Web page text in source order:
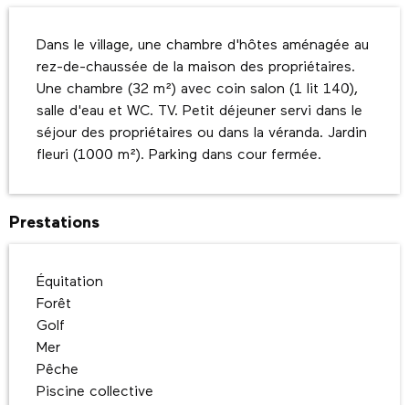
Dans le village, une chambre d'hôtes aménagée au
rez-de-chaussée de la maison des propriétaires.
Une chambre (32 m²) avec coin salon (1 lit 140),
salle d'eau et WC. TV. Petit déjeuner servi dans le
séjour des propriétaires ou dans la véranda. Jardin
fleuri (1000 m²). Parking dans cour fermée.
Prestations
Équitation
Forêt
Golf
Mer
Pêche
Piscine collective